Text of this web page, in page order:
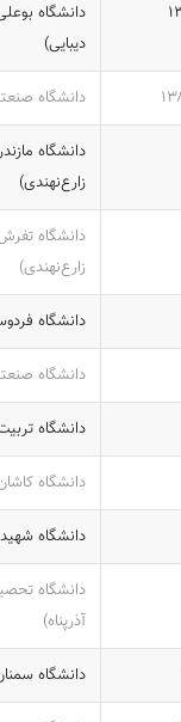
دانشگاه
دیبایی)
دانشگاه
دانشگاه
زارع‌نهندی)
دانشگاه
زارع‌نهندی)
دانشگاه
دانشگاه
دانشگاه
دانشگاه
دانشگاه
دانشگاه
آذرپناه)
دانشگاه